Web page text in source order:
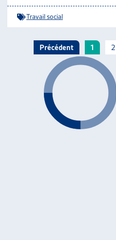
Travail social
Précédent 1 2